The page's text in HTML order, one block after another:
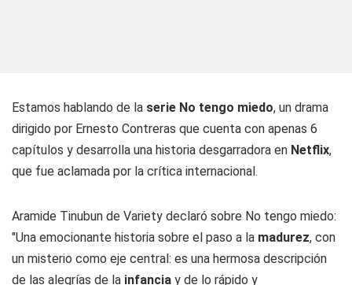
Estamos hablando de la serie No tengo miedo, un drama
dirigido por Ernesto Contreras que cuenta con apenas 6
capítulos y desarrolla una historia desgarradora en Netflix,
que fue aclamada por la crítica internacional.
Aramide Tinubun de Variety declaró sobre No tengo miedo:
"Una emocionante historia sobre el paso a la madurez, con
un misterio como eje central: es una hermosa descripción
de las alegrías de la infancia y de lo rápido y